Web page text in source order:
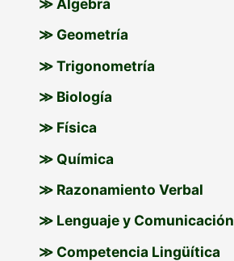
≫ Álgebra
≫ Geometría
≫ Trigonometría
≫ Biología
≫ Física
≫ Química
≫ Razonamiento Verbal
≫ Lenguaje y Comunicación
≫ Competencia Lingüítica